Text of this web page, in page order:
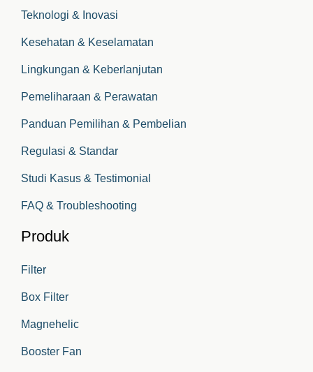
Teknologi & Inovasi
Kesehatan & Keselamatan
Lingkungan & Keberlanjutan
Pemeliharaan & Perawatan
Panduan Pemilihan & Pembelian
Regulasi & Standar
Studi Kasus & Testimonial
FAQ & Troubleshooting
Produk
Filter
Box Filter
Magnehelic
Booster Fan